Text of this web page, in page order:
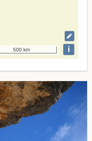
500 km i